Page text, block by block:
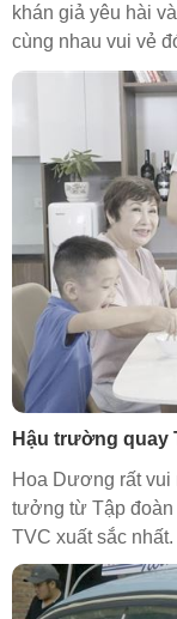
khán giả yêu hài
cùng nhau vui vẻ
Phát tài 10 đã
thức của chương
Hậu trường quay
Hoa Dương rất
tưởng từ Tập đoàn
TVC xuất sắc nhất.